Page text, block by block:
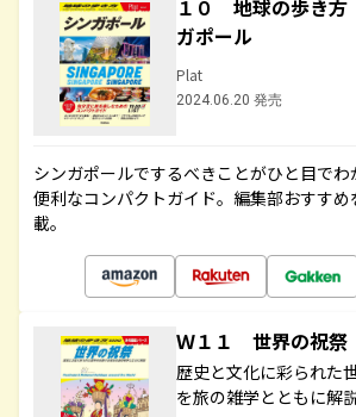
１０ 地球の歩き
ガポール
Plat
2024.06.20 発売
シンガポールでするべきことがひと目で
便利なコンパクトガイド。編集部おすす
載。
Ｗ１１ 世界の祝祭
歴史と文化に彩られた
を旅の雑学とともに解